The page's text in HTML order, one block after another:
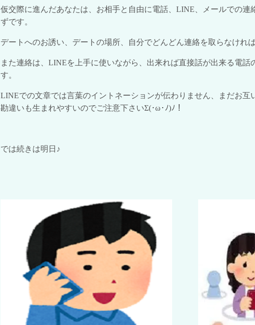
仮交際に進んだあなたは、お相手と自由に電話、 LINE 、メールでの
ずです。
デートへのお誘い、デートの場所、自分でどんどん連絡を取らなければ
また連絡は、 LINEを上手に使いながら、出来れば直接話が出来る電話
す。
LINEでの文章では言葉のイントネーションが伝わりません、まだお互
勘違いも生まれやすいのでご注意下さいΣ(･ω･ﾉ)ﾉ！
では続きは明日♪